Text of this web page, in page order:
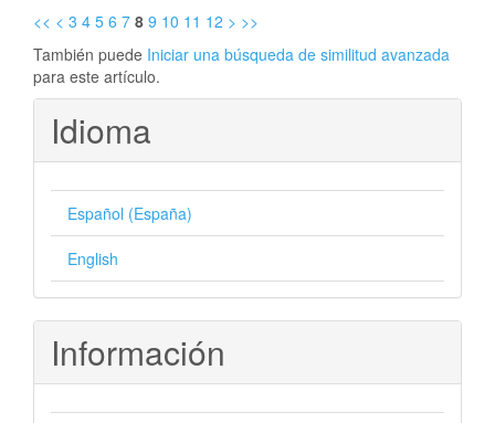
<< < 3 4 5 6 7 8 9 10 11 12 > >>
También puede Iniciar una búsqueda de similitud avanzada
para este artículo.
Idioma
Español (España)
English
Información